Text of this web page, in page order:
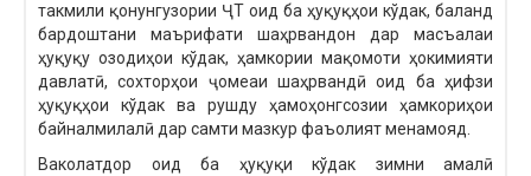
такмили қонунгузории ҶТ оид ба ҳуқуқҳои кўдак, баланд
бардоштани маърифати шаҳрвандон дар масъалаи
ҳуқуқу озодиҳои кўдак, ҳамкории мақомоти ҳокимияти
давлатӣ, сохторҳои ҷомеаи шаҳрвандӣ оид ба ҳифзи
ҳуқуқҳои кўдак ва рушду ҳамоҳонгсозии ҳамкориҳои
байналмилалӣ дар самти мазкур фаъолият менамояд.
Ваколатдор оид ба ҳуқуқи кўдак зимни амалӣ